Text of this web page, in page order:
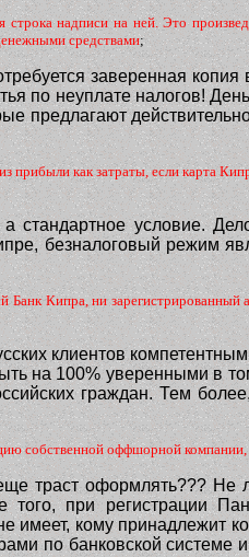
надписи на ней. Это
средствами;
заверенная
по неуплате налогов!
предлагают
прибыли как затраты, если карта
условие.
безналоговый режим
Кипра, ни зарегистрированный
клиентов
на 100% уверенными в
граждан. Тем
собственной оффшорной компании,
траст оформлять???
того, при регистрации
имеет, кому принадлежит
по банковской